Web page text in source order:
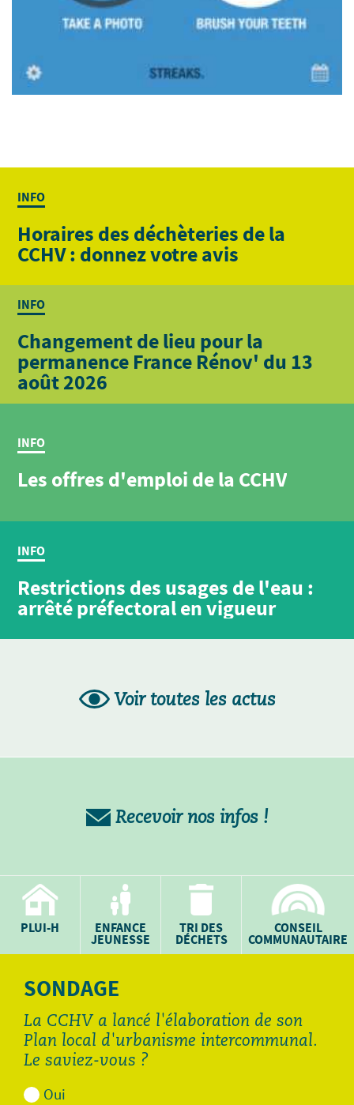
INFO
Horaires des déchèteries de la
CCHV : donnez votre avis
INFO
Changement de lieu pour la
permanence France Rénov' du 13
août 2026
INFO
Les offres d'emploi de la CCHV
INFO
Restrictions des usages de l'eau :
arrêté préfectoral en vigueur
PLUI-H ENFANCE
JEUNESSE
TRI DES
DÉCHETS
CONSEIL
COMMUNAUTAIRE
Voir toutes les actus
Recevoir nos infos !
SONDAGE
La CCHV a lancé l'élaboration de son
Plan local d'urbanisme intercommunal.
Le saviez-vous ?
Oui